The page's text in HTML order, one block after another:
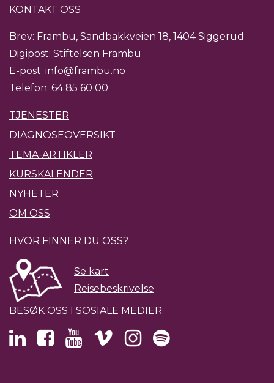
KONTAKT OSS
Brev: Frambu, Sandbakkveien 18, 1404 Siggerud
Digipost: Stiftelsen Frambu
E-post: info@frambu.no
Telefon: 64 85 60 00
TJENESTER
DIAGNOSEOVERSIKT
TEMA-ARTIKLER
KURSKALENDER
NYHETER
OM OSS
HVOR FINNER DU OSS?
Se kart
Reisebeskrivelse
BESØK OSS I SOSIALE MEDIER: